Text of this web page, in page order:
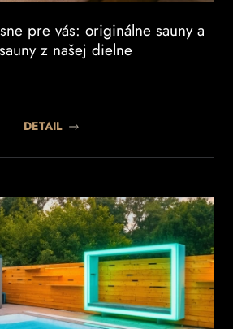
pre vás: originálne sauny a
z našej dielne
DETAIL